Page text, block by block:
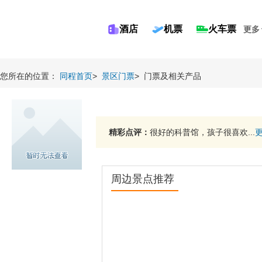
酒店 机票 火车票 更多
您所在的位置： 同程首页> 景区门票> 门票及相关产品
精彩点评： 很好的科普馆，孩子很喜欢...
周边景点推荐